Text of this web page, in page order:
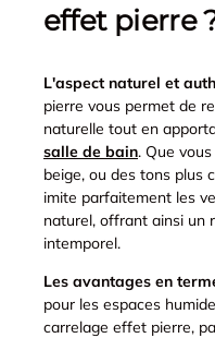
effet pierre
L'aspect naturel et
pierre vous permet de
naturelle tout en
salle de bain. Que
beige, ou des tons plus
imite parfaitement les
naturel, offrant ainsi un
intemporel.
Les avantages en
pour les espaces
carrelage effet pierre,